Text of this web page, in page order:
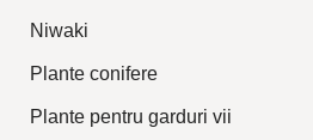
⁠Niwaki
Plante conifere
Plante pentru garduri vii